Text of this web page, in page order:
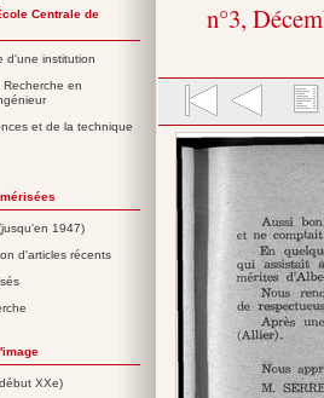
n°3,
Centrale de
d'une institution
en
et de la technique
1947)
d'articles récents
XXe)